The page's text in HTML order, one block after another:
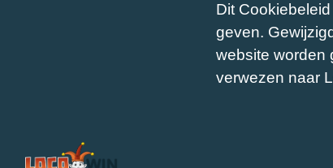
Dit
geven.
website worden
verwezen naar